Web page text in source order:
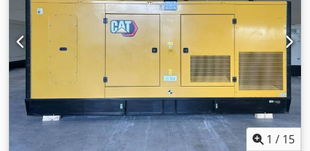
Outras opções e acessórios = - Bateria - Painel de controle
- Teto de aço - Caminhão cisterna
1 / 15